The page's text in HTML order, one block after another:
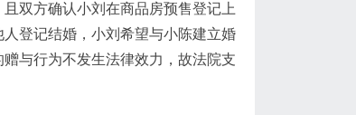
双方确认小刘在商品房预售登记上
登记结婚，小刘希望与小陈建立婚
与行为不发生法律效力，故法院支